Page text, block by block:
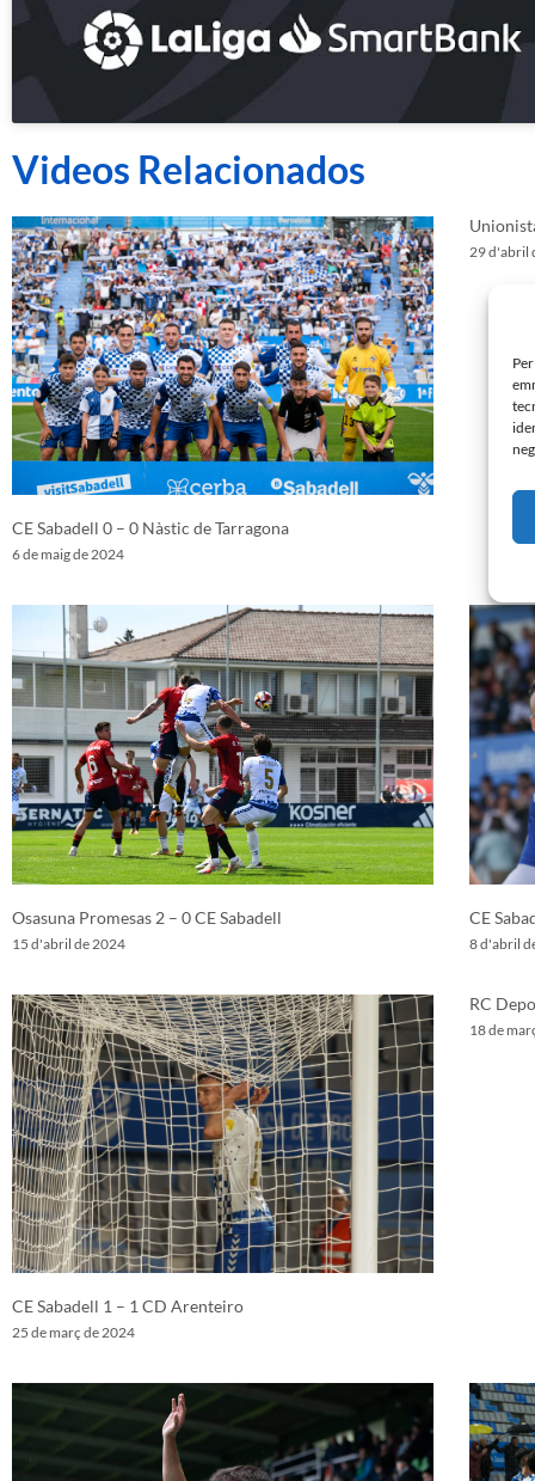
Videos Relacionados
CE Sabadell 0 – 0 Nàstic de Tarragona
6 de maig de 2024
29 d'abril
Osasuna Promesas 2 – 0 CE Sabadell
15 d'abril de 2024
CE
8 d'abril
CE Sabadell 1 – 1 CD Arenteiro
25 de març de 2024
RC
18 de